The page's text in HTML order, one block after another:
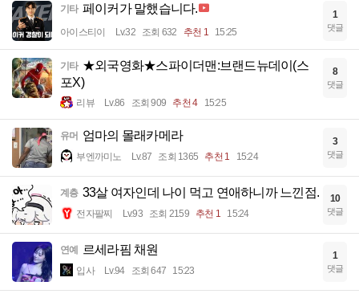
기타 페이커가 말했습니다.
아이스티이 Lv.32 조회 632 추천 1 15:25
1
댓글
기타 ★외국영화★스파이더맨:브랜드뉴데이(스
포X)
리뷰 Lv.86 조회 909 추천 4 15:25
8
댓글
유머 엄마의 몰래카메라
부엔까미노 Lv.87 조회 1365 추천 1 15:24
3
댓글
계층 33살 여자인데 나이 먹고 연애하니까 느낀점.
전자팔찌 Lv.93 조회 2159 추천 1 15:24
10
댓글
연예 르세라핌 채원
입사 Lv.94 조회 647 15:23
1
댓글